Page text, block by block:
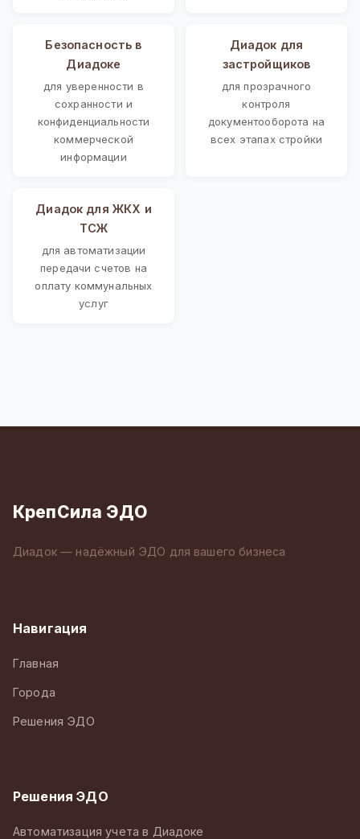
Безопасность в
Диадоке
для уверенности в
сохранности и
конфиденциальности
коммерческой
информации
Диадок для
застройщиков
для прозрачного
контроля
документооборота на
всех этапах стройки
Диадок для ЖКХ и
ТСЖ
для автоматизации
передачи счетов на
оплату коммунальных
услуг
КрепСила ЭДО
Диадок — надёжный ЭДО для вашего бизнеса
Навигация
Главная
Города
Решения ЭДО
Решения ЭДО
Автоматизация учета в Диадоке